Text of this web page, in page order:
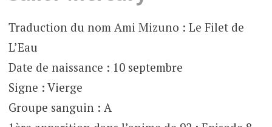
Traduction du nom Ami Mizuno : Le Filet de
L’Eau
Date de naissance : 10 septembre
Signe : Vierge
Groupe sanguin : A